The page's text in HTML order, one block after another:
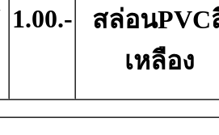
1.00.-
สล่อนPVC
เหลือง